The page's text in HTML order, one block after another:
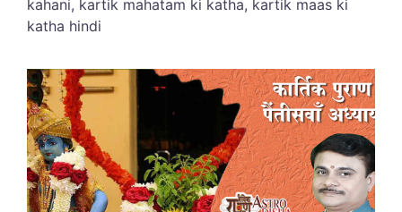
kahani, kartik mahatam ki katha, kartik maas ki
katha hindi